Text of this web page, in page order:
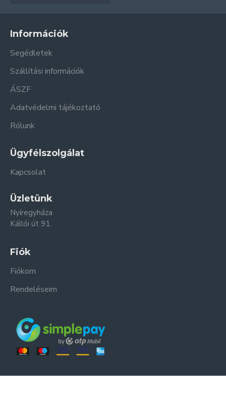
Információk
Segédletek
Szállítási információk
ÁSZF
Adatvédelmi tájékoztató
Rólunk
Ügyfélszolgálat
Kapcsolat
Üzletünk
Nyíregyháza
Kállói út 91.
Fiók
Fiókom
Rendeléseim